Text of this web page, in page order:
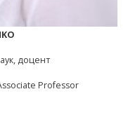
доцент
Professor